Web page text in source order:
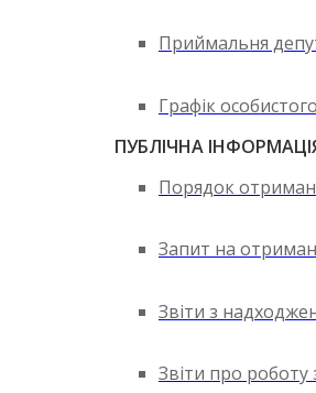
Приймальня
Графік
ПУБЛІЧНА
Порядок
Запит на
Звіти з
Звіти про роботу